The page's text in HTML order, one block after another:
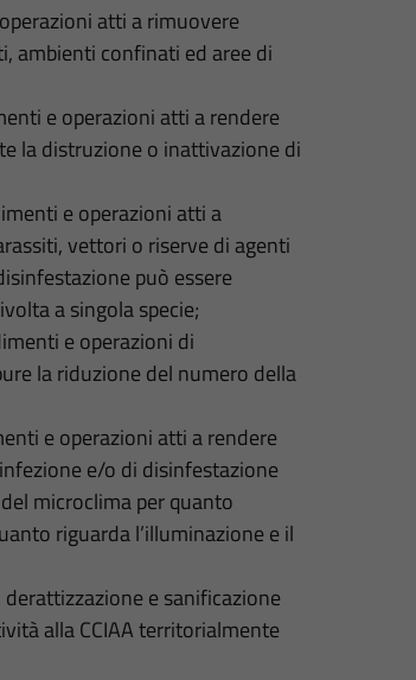
atti a rimuovere
ambienti confinati ed aree di
e operazioni atti a rendere
la distruzione o inattivazione di
e operazioni atti a
vettori o riserve di agenti
può essere
a singola specie;
e operazioni di
la riduzione del numero della
e operazioni atti a rendere
e/o di disinfestazione
microclima per quanto
riguarda l’illuminazione e il
e sanificazione
alla CCIAA territorialmente